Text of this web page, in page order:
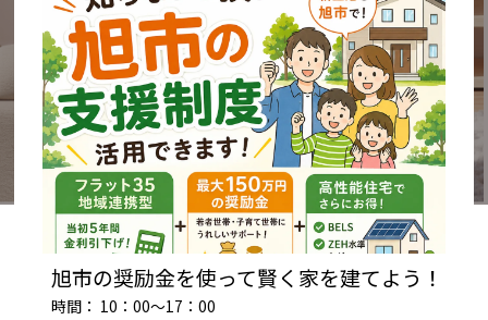
旭市の奨励金を使って賢く家を建てよう！
時間： 10：00～17：00